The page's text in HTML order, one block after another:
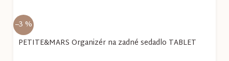
–3 %
PETITE&MARS Organizér na zadné sedadlo TABLET